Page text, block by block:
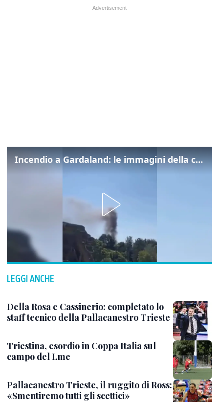
Incendio a Gardaland: le immagini della colonna di fumo
LEGGI ANCHE
Della Rosa e Cassinerio: completato lo
staff tecnico della Pallacanestro Trieste
Triestina, esordio in Coppa Italia sul
campo del Lme
Pallacanestro Trieste, il ruggito di Ross:
«Smentiremo tutti gli scettici»